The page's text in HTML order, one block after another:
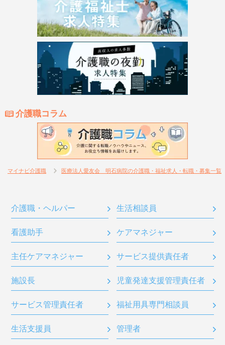
介護職コラム
マイナビ介護職 医療法人愛友会 明石病院の介護職・福祉求人・転職・募集一覧
介護職・ヘルパー 生活相談員
看護助手 ケアマネジャー
主任ケアマネジャー サービス提供責任者
施設長 児童発達支援管理責任者
サービス管理責任者 福祉用具専門相談員
生活支援員 管理者